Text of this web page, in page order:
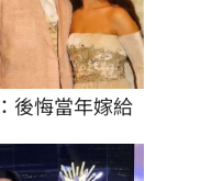
後悔當年嫁給